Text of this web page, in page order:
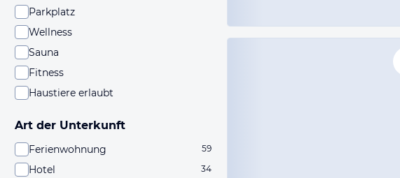
Parkplatz
Wellness
Sauna
Fitness
Haustiere erlaubt
Art der Unterkunft
Ferienwohnung 59
Hotel 34